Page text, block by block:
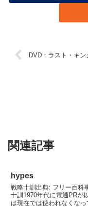
DVD：ラスト・キン
関連記事
hypes
戦略十訓出典: フリー百科
十訓1970年代に電通PRが
は現在では使われなくな